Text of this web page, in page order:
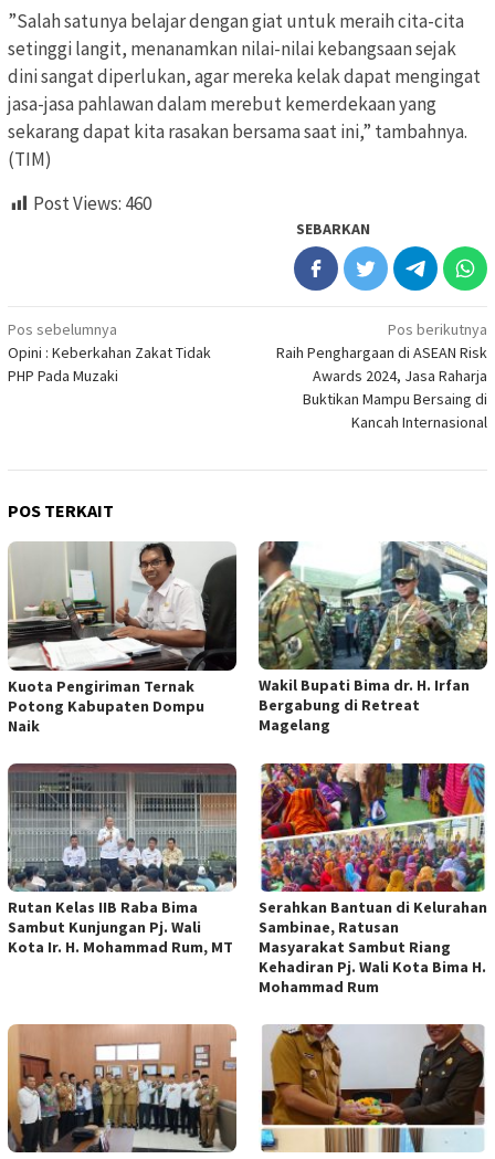
”Salah satunya belajar dengan giat untuk meraih cita-cita
setinggi langit, menanamkan nilai-nilai kebangsaan sejak
dini sangat diperlukan, agar mereka kelak dapat mengingat
jasa-jasa pahlawan dalam merebut kemerdekaan yang
sekarang dapat kita rasakan bersama saat ini,” tambahnya.
(TIM)
Post Views: 460
SEBARKAN
Navigasi
pos
Pos sebelumnya
Opini : Keberkahan Zakat Tidak
PHP Pada Muzaki
Pos berikutnya
Raih Penghargaan di ASEAN Risk
Awards 2024, Jasa Raharja
Buktikan Mampu Bersaing di
Kancah Internasional
POS TERKAIT
Kuota Pengiriman Ternak
Potong Kabupaten Dompu
Naik
Wakil Bupati Bima dr. H. Irfan
Bergabung di Retreat
Magelang
Rutan Kelas IIB Raba Bima
Sambut Kunjungan Pj. Wali
Kota Ir. H. Mohammad Rum, MT
Serahkan Bantuan di Kelurahan
Sambinae, Ratusan
Masyarakat Sambut Riang
Kehadiran Pj. Wali Kota Bima H.
Mohammad Rum